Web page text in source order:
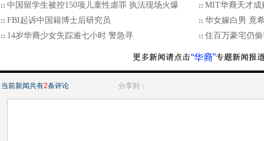
中国留学生被控150项儿童性虐罪 执法现场火爆
MIT华裔天才成
FBI起诉中国籍博士后研究员
华女嫁白男 竟
14岁华裔少女失踪逾七小时 警急寻
住百万豪宅仍
“华裔”
当前新闻共有2条评论 分享到：